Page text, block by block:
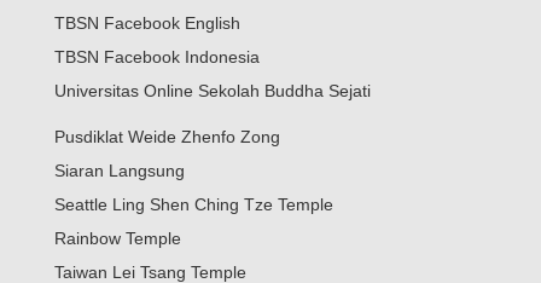
TBSN Facebook English
TBSN Facebook Indonesia
Universitas Online Sekolah Buddha Sejati
Pusdiklat Weide Zhenfo Zong
Siaran Langsung
Seattle Ling Shen Ching Tze Temple
Rainbow Temple
Taiwan Lei Tsang Temple